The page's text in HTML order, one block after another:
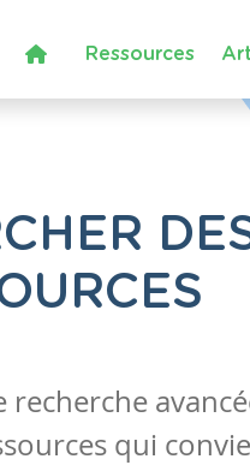
Ressources
recherche
qui